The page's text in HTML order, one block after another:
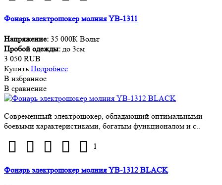
Фонарь электрошокер молния YB-1311
Напряжение: 35 000К Вольт
Пробой одежды: до 3см
3 050 RUB
Купить Подробнее
В избранное
В сравнение
Современный электрошокер, обладающий оптимальными
боевыми характеристиками, богатым функционалом и с..
1
Фонарь электрошокер молния YB-1312 BLACK